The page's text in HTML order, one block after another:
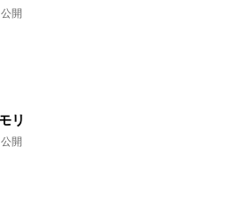
開
リ
開